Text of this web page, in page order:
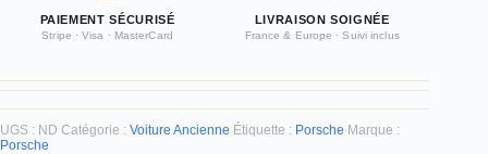
PAIEMENT SÉCURISÉ
Stripe · Visa · MasterCard
LIVRAISON SOIGNÉE
France & Europe · Suivi inclus
UGS : ND Catégorie : Voiture Ancienne Étiquette : Porsche Marque :
Porsche